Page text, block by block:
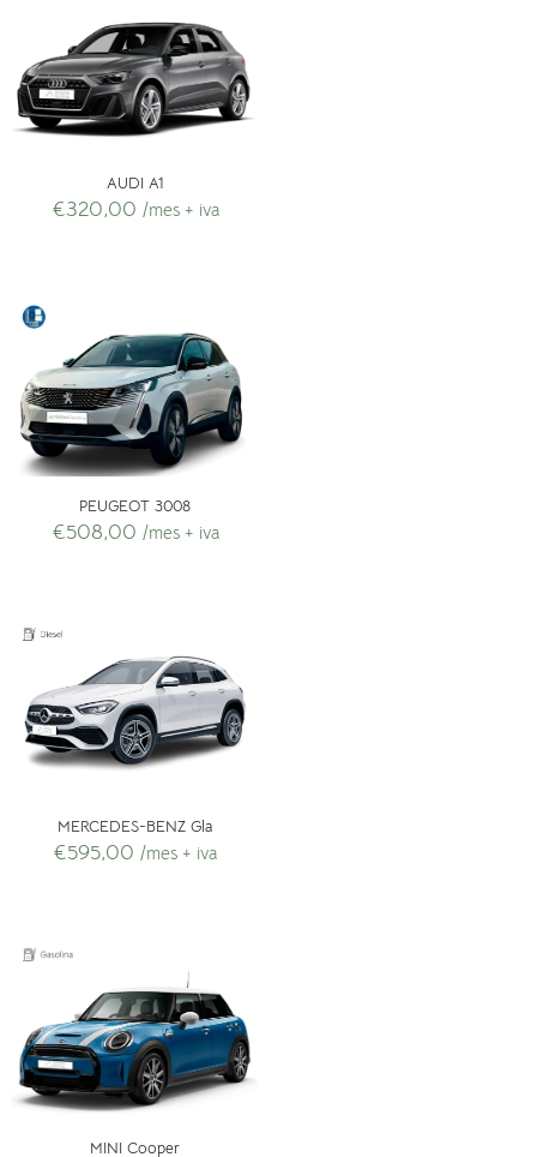
AUDI A1
€320,00 /mes + iva
PEUGEOT 3008
€508,00 /mes + iva
MERCEDES-BENZ Gla
€595,00 /mes + iva
MINI Cooper